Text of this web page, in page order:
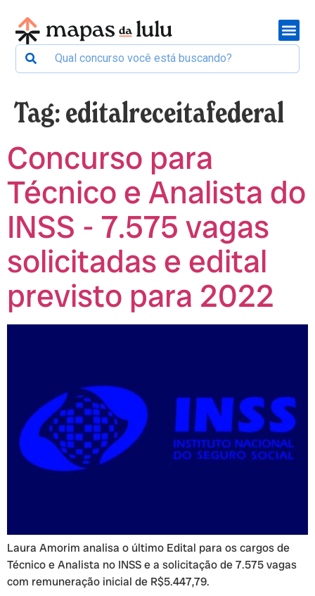
Tag:editalreceitafederal
Concurso para
Técnico e Analista do
INSS - 7.575 vagas
solicitadas e edital
previsto para 2022
Laura Amorim analisa o último Edital para os cargos de
Técnico e Analista no INSS e a solicitação de 7.575 vagas
com remuneração inicial de R$5.447,79.